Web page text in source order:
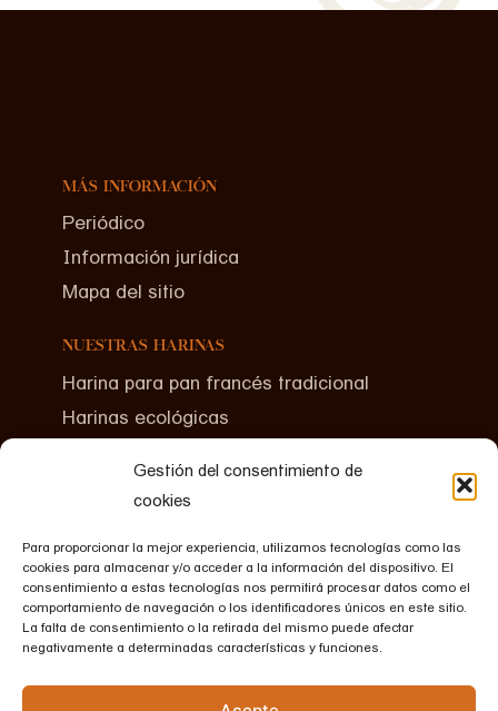
Gestión del consentimiento de
cookies
Para proporcionar la mejor experiencia, utilizamos tecnologías como las
cookies para almacenar y/o acceder a la información del dispositivo. El
consentimiento a estas tecnologías nos permitirá procesar datos como el
comportamiento de navegación o los identificadores únicos en este sitio.
La falta de consentimiento o la retirada del mismo puede afectar
negativamente a determinadas características y funciones.
MÁS INFORMACIÓN
Periódico
Información jurídica
Mapa del sitio
NUESTRAS HARINAS
Harina para pan francés tradicional
Harinas ecológicas
CONTÁCTENOS
+(00)33 2 40 06 86 86
Le Fromenteau
44190 BOUSSAY
FRANCE